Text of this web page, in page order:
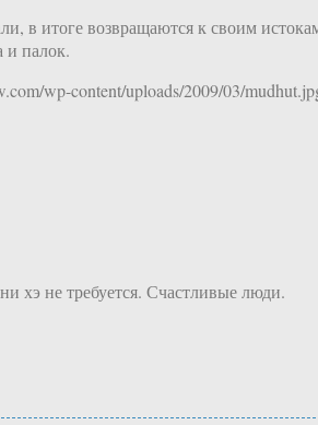
в итоге возвращаются к своим
палок.
wp-content/uploads/2009/03/
хэ не требуется. Счастливые люди.